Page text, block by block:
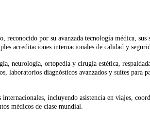
por su avanzada tecnología médica,
acreditaciones internacionales de calidad y
neurología, ortopedia y cirugía estética,
diagnósticos avanzados y suites para
incluyendo asistencia en viajes,
médicos de clase mundial.